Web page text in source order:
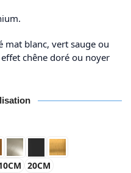
mat blanc, vert sauge ou
chêne doré ou noyer
20CM